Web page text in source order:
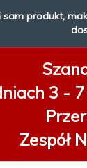
produkt,
3 -
Zespół